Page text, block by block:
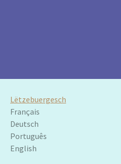
Lëtzebuergesch
Français
Deutsch
Português
English